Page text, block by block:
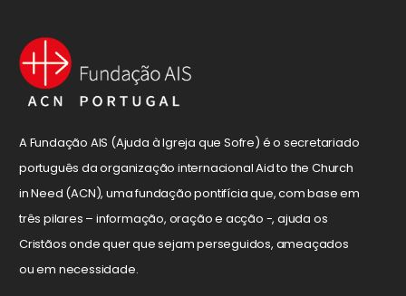
A Fundação AIS (Ajuda à Igreja que Sofre) é o secretariado
português da organização internacional Aid to the Church
in Need (ACN), uma fundação pontifícia que, com base em
três pilares – informação, oração e acção -, ajuda os
Cristãos onde quer que sejam perseguidos, ameaçados
ou em necessidade.